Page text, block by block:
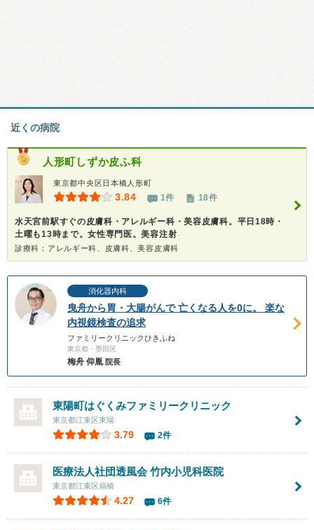
近くの病院
人形町しずか皮ふ科
東京都中央区日本橋人形町
3.84 1件 18件
水天宮前駅すぐの皮膚科・アレルギー科・美容皮膚科。平日18時・
土曜も13時まで。女性専門医。美容注射
診療科：アレルギー科、皮膚科、美容皮膚科
消化器内科
曳舟から胃・大腸がんで 亡くなる人を0に。 楽な
内視鏡検査の追求
ファミリークリニックひきふね
東京都・墨田区
梅舟 仰胤 院長
東陽町はぐくみファミリークリニック
東京都江東区東陽
3.79 2件
医療法人社団透風会竹内小児科医院
東京都江東区扇橋
4.27 6件